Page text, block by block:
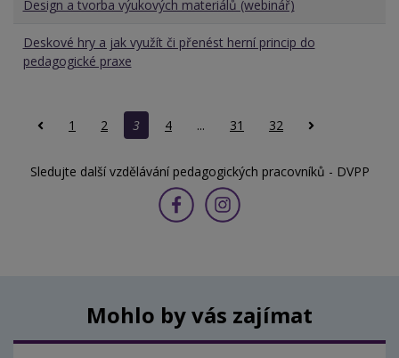
Design a tvorba výukových materiálů (webinář)
Deskové hry a jak využít či přenést herní princip do
pedagogické praxe
1 2 3 4 ... 31 32
Sledujte další vzdělávání pedagogických pracovníků - DVPP
Mohlo by vás zajímat